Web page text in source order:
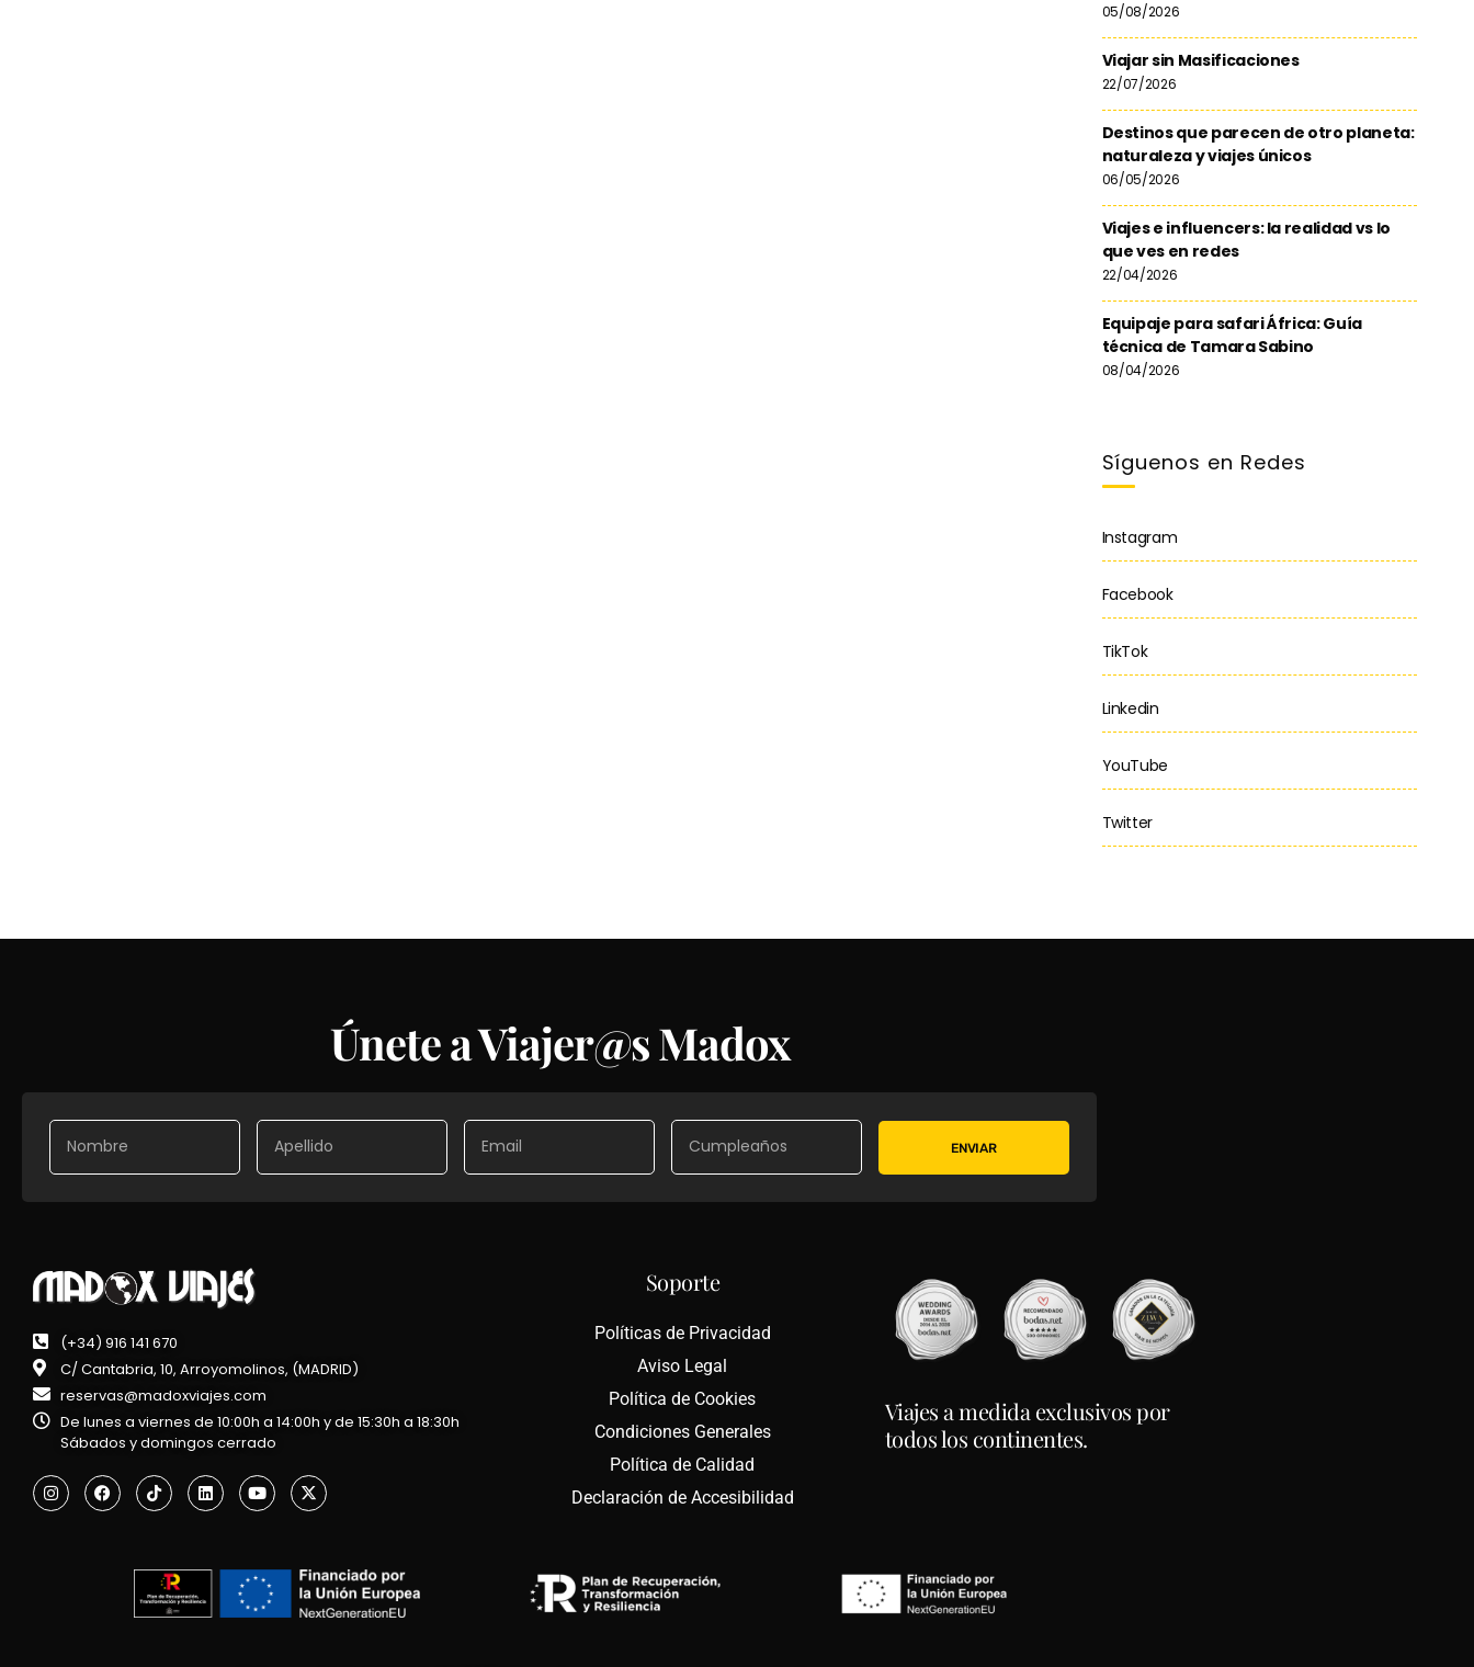
05/08/2026
Viajar sin Masificaciones
22/07/2026
Destinos que parecen de otro planeta:
naturaleza y viajes únicos
06/05/2026
Viajes e influencers: la realidad vs lo
que ves en redes
22/04/2026
Equipaje para safari África: Guía
técnica de Tamara Sabino
08/04/2026
Síguenos en Redes
Instagram
Facebook
TikTok
Linkedin
YouTube
Twitter
Únete a Viajer@s Madox
ENVIAR
(+34) 916 141 670
C/ Cantabria, 10, Arroyomolinos, (MADRID)
reservas@madoxviajes.com
De lunes a viernes de 10:00h a 14:00h y de 15:30h a 18:30h
Sábados y domingos cerrado
Soporte
Políticas de Privacidad
Aviso Legal
Política de Cookies
Condiciones Generales
Política de Calidad
Declaración de Accesibilidad
Viajes a medida exclusivos por
todos los continentes.